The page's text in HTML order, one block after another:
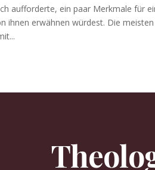
auf­forderte, ein paar Merk­male für
ihnen erwäh­nen würdest. Die